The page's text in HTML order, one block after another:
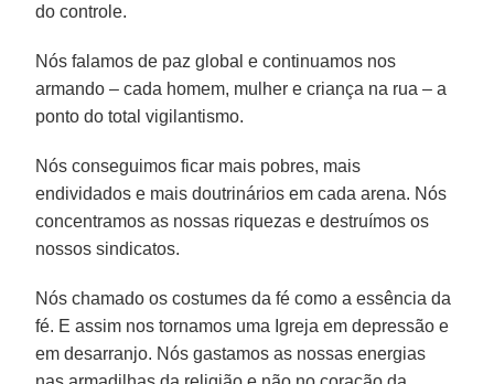
do controle.
Nós falamos de paz global e continuamos nos
armando – cada homem, mulher e criança na rua – a
ponto do total vigilantismo.
Nós conseguimos ficar mais pobres, mais
endividados e mais doutrinários em cada arena. Nós
concentramos as nossas riquezas e destruímos os
nossos sindicatos.
Nós chamado os costumes da fé como a essência da
fé. E assim nos tornamos uma Igreja em depressão e
em desarranjo. Nós gastamos as nossas energias